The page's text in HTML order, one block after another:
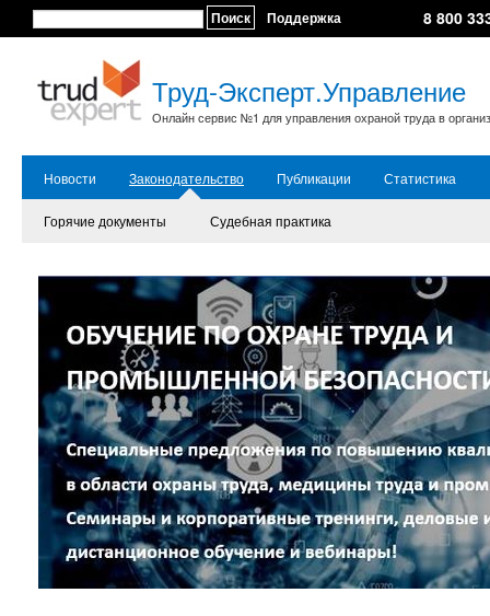
Поиск Поддержка 8 800
Труд-Эксперт.Управление
Онлайн сервис №1 для управления охраной труда в
Новости Законодательство Публикации Статистика
Горячие документы Судебная практика